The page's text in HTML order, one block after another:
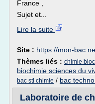
France ,
Sujet et...
Lire la suite
Site : https://mon-
Thèmes liés : chimie
biochimie sciences du
bac stl chimie / bac
Laboratoire de